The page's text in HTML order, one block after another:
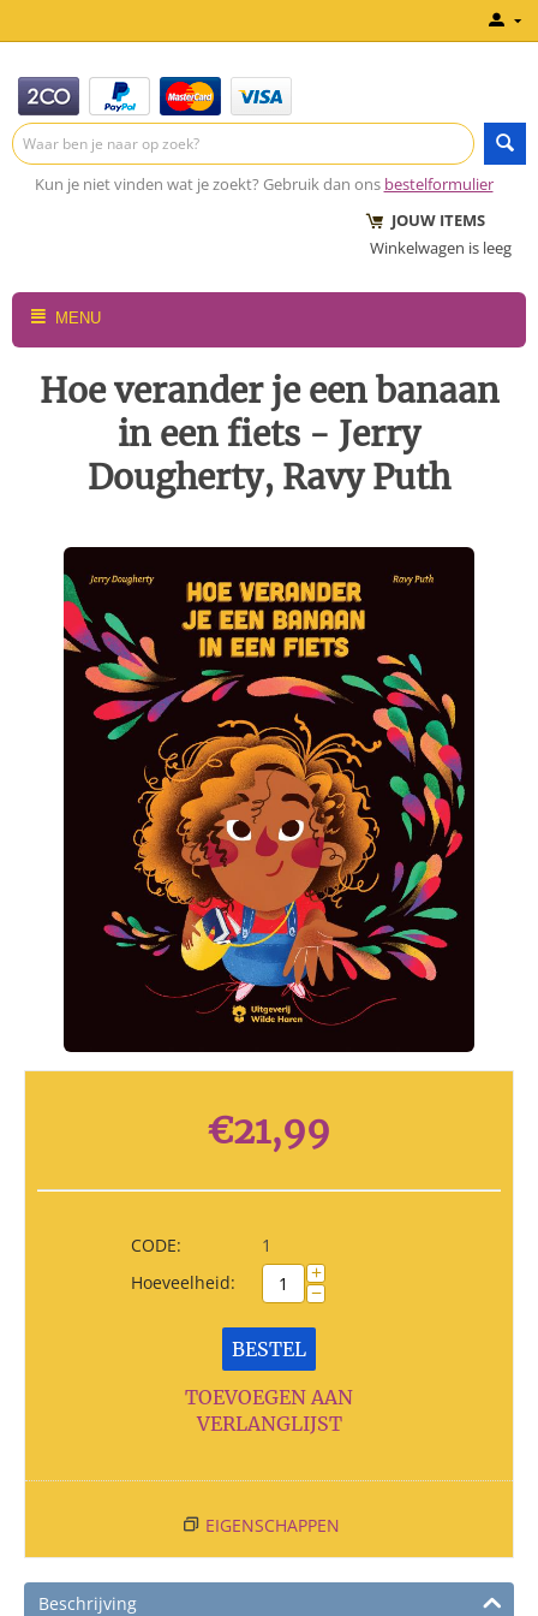
Kun je niet vinden wat je zoekt? Gebruik dan ons bestelformulier
JOUW ITEMS
Winkelwagen is leeg
MENU
Hoe verander je een banaan
in een fiets - Jerry
Dougherty, Ravy Puth
€21,99
CODE:
1
Hoeveelheid:
+
−
BESTEL
TOEVOEGEN AAN
VERLANGLIJST
EIGENSCHAPPEN
Beschrijving